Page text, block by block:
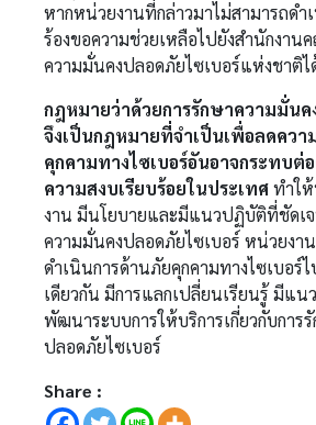
หากหน่วยงานที่กล่าวมาไม่สามารถดำ
ร้องขอความช่วยเหลือไปยังสำนักงาน
ความมั่นคงปลอดภัยไซเบอร์แห่งชาติไ
กฎหมายว่าด้วยการรักษาความมั่นค
จึงเป็นกฎหมายที่จำเป็นเพื่อลดควา
คุกคามทางไซเบอร์อันอาจกระทบต่
ความสงบเรียบร้อยในประเทศทำใ
งาน มีนโยบายและมีแนวปฏิบัติที่ชัดเ
ความมั่นคงปลอดภัยไซเบอร์ หน่วยงา
ดำเนินการด้านภัยคุกคามทางไซเบอร์
เดียวกัน มีการแลกเปลี่ยนเรียนรู้ มีแน
พัฒนาระบบการให้บริการเกี่ยวกับการ
ปลอดภัยไซเบอร์
Share :